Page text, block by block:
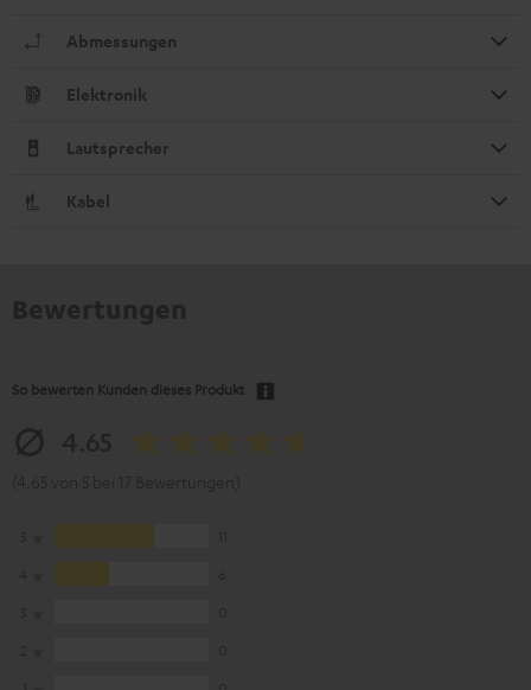
Abmessungen
Elektronik
Lautsprecher
Kabel
So bewerten Kunden dieses Produkt